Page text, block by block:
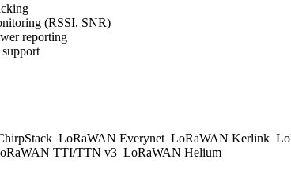
(RSSI, SNR)
reporting
LoRaWAN Everynet LoRaWAN Kerlink
TTI/TTN v3 LoRaWAN Helium